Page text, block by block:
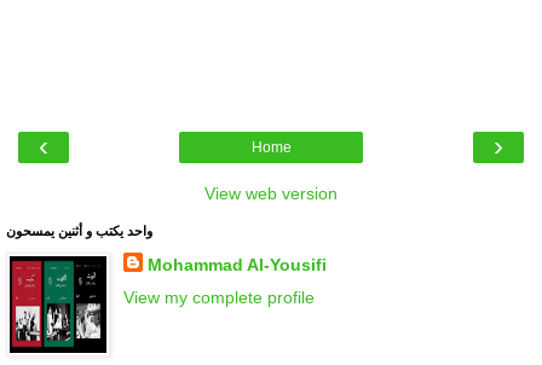
‹ ›
Home
View web version
واحد يكتب و أثنين يمسحون
Mohammad Al-Yousifi
View my complete profile